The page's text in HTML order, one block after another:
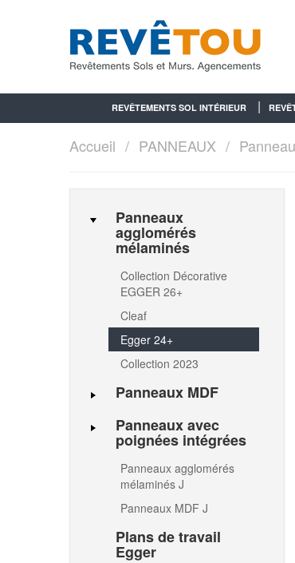
REVÊTEMENTS SOL INTÉRIEUR
Accueil PANNEAUX
Panneaux
agglomérés
mélaminés
Collection Décorative
EGGER 26+
Cleaf
Egger 24+
Collection 2023
Panneaux MDF
Panneaux avec
poignées intégrées
Panneaux agglomérés
mélaminés J
Panneaux MDF J
Plans de travail
Egger